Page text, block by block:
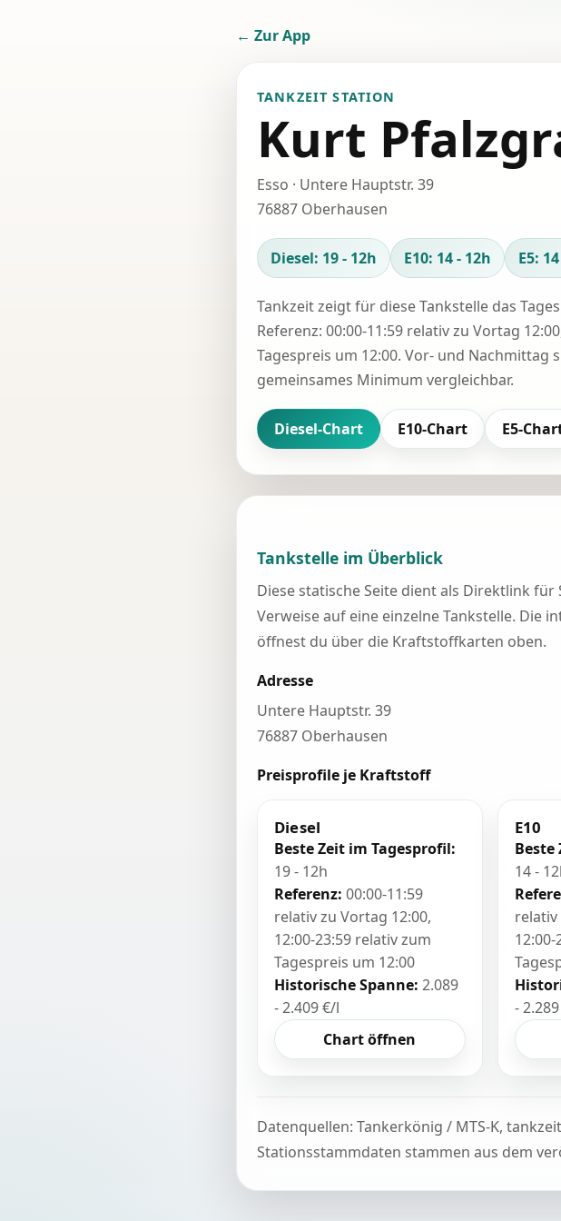
← Zur App
TANKZEIT STATION
Kurt
Esso · Untere Hauptstr. 39
76887 Oberhausen
Diesel: 19 - 12h E10: 14 - 12h E5:
Tankzeit zeigt für diese Tankstelle das
Referenz: 00:00-11:59 relativ zu Vortag
Tagespreis um 12:00. Vor- und Nachmittag
gemeinsames Minimum vergleichbar.
Diesel-Chart E10-Chart E5-
Tankstelle im Überblick
Diese statische Seite dient als Direktlink für
Verweise auf eine einzelne Tankstelle. Die
öffnest du über die Kraftstoffkarten oben.
Adresse
Untere Hauptstr. 39
76887 Oberhausen
Preisprofile je Kraftstoff
Diesel
Beste Zeit im Tagesprofil:
19 - 12h
Referenz: 00:00-11:59
relativ zu Vortag 12:00,
12:00-23:59 relativ zum
Tagespreis um 12:00
Historische Spanne: 2.089
- 2.409 €/l
Chart öffnen
E10
Beste
14 -
relativ
-
Datenquellen: Tankerkönig / MTS-K,
Stationsstammdaten stammen aus dem